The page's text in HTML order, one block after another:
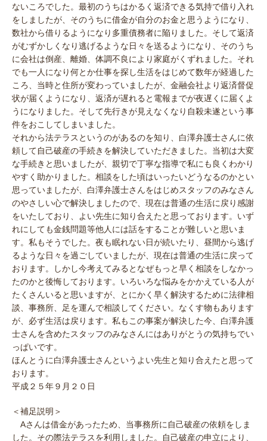
ないころでした。最初のうちはかるく返済できる気持で借り入れ
をしましたが、そのうちに借金が自分のお金と思うようになり、
数社から借りるようになり多重債務者に陥りました。そして返済
がむずかしくなり逃げるような日々を送るようになり、そのうち
に会社は倒産、離婚、体調不良により家庭がくずれました。それ
でも一人になり何とか仕事を探し生活をはじめて数年が経過した
ころ、当時と住所が変わっていましたが、金融会社より返済督促
状が届くようになり、返済が遅れると電報までが夜遅くに届くよ
うになりました。そして先行きが見えなくなり自殺未遂という事
件をおこしてしまいました。
それから法テラスというのがあるのを知り、白澤弁護士さんに依
頼して自己破産の手続きを解決していただきました。当初は大変
な手続きと思いましたが、親切で丁寧な指導で私にも良くわかり
やすく助かりました。相談をした頃はいったいどうなるのかとい
思っていましたが、白澤弁護士さんをはじめスタッフのみなさん
のやさしい心で解決しましたので、現在は普通の生活に戻り感謝
をいたしており、よい先生に知り合えたと思っております。いず
れにしても金銭問題等他人には話をすることが難しいと思いま
す。私もそうでした。夜も眠れない日が続いたり、昼間から逃げ
るような日々を過ごしていましたが、現在は普通の生活に戻って
おります。しかし今考えてみるとなぜもっと早く相談をしなかっ
たのかと後悔しております。いろいろな悩みをかかえている人が
たくさんいると思いますが、とにかく早く解決するために法律相
談、事務所、足を運んで相談してください。なくす物もあります
が、必ず生活は戻ります。私もこの事案が解決した今、白澤弁護
士さんを含めたスタッフのみなさんにはありがとうの気持ちでい
っぱいです。
ほんとうに白澤弁護士さんというよい先生と知り合えたと思って
おります。
平成２５年９月２０日
＜補足説明＞
Aさんは借金があったため、当事務所に自己破産の依頼をしま
した。その際法テラスを利用しました。自己破産の申立により、